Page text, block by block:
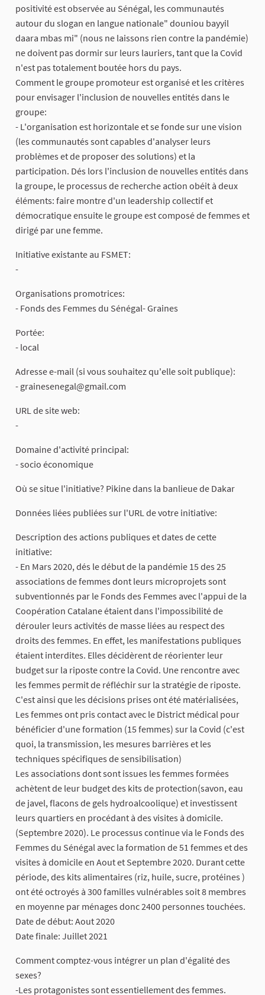
positivité est observée au Sénégal, les communautés
autour du slogan en langue nationale" douniou bayyil
daara mbas mi" (nous ne laissons rien contre la pandémie)
ne doivent pas dormir sur leurs lauriers, tant que la Covid
n'est pas totalement boutée hors du pays.
Comment le groupe promoteur est organisé et les critères
pour envisager l'inclusion de nouvelles entités dans le
groupe:
- L'organisation est horizontale et se fonde sur une vision
(les communautés sont capables d'analyser leurs
problèmes et de proposer des solutions) et la
participation. Dés lors l'inclusion de nouvelles entités dans
la groupe, le processus de recherche action obéit à deux
éléments: faire montre d'un leadership collectif et
démocratique ensuite le groupe est composé de femmes et
dirigé par une femme.
Initiative existante au FSMET:
-
Organisations promotrices:
- Fonds des Femmes du Sénégal- Graines
Portée:
- local
Adresse e-mail (si vous souhaitez qu'elle soit publique):
- grainesenegal@gmail.com
URL de site web:
-
Domaine d'activité principal:
- socio économique
Où se situe l'initiative? Pikine dans la banlieue de Dakar
Données liées publiées sur l'URL de votre initiative:
Description des actions publiques et dates de cette
initiative:
- En Mars 2020, dés le début de la pandémie 15 des 25
associations de femmes dont leurs microprojets sont
subventionnés par le Fonds des Femmes avec l'appui de la
Coopération Catalane étaient dans l'impossibilité de
dérouler leurs activités de masse liées au respect des
droits des femmes. En effet, les manifestations publiques
étaient interdites. Elles décidèrent de réorienter leur
budget sur la riposte contre la Covid. Une rencontre avec
les femmes permit de réfléchir sur la stratégie de riposte.
C'est ainsi que les décisions prises ont été matérialisées,
Les femmes ont pris contact avec le District médical pour
bénéficier d'une formation (15 femmes) sur la Covid (c'est
quoi, la transmission, les mesures barrières et les
techniques spécifiques de sensibilisation)
Les associations dont sont issues les femmes formées
achètent de leur budget des kits de protection(savon, eau
de javel, flacons de gels hydroalcoolique) et investissent
leurs quartiers en procédant à des visites à domicile.
(Septembre 2020). Le processus continue via le Fonds des
Femmes du Sénégal avec la formation de 51 femmes et des
visites à domicile en Aout et Septembre 2020. Durant cette
période, des kits alimentaires (riz, huile, sucre, protéines )
ont été octroyés à 300 familles vulnérables soit 8 membres
en moyenne par ménages donc 2400 personnes touchées.
Date de début: Aout 2020
Date finale: Juillet 2021
Comment comptez-vous intégrer un plan d'égalité des
sexes?
-Les protagonistes sont essentiellement des femmes.